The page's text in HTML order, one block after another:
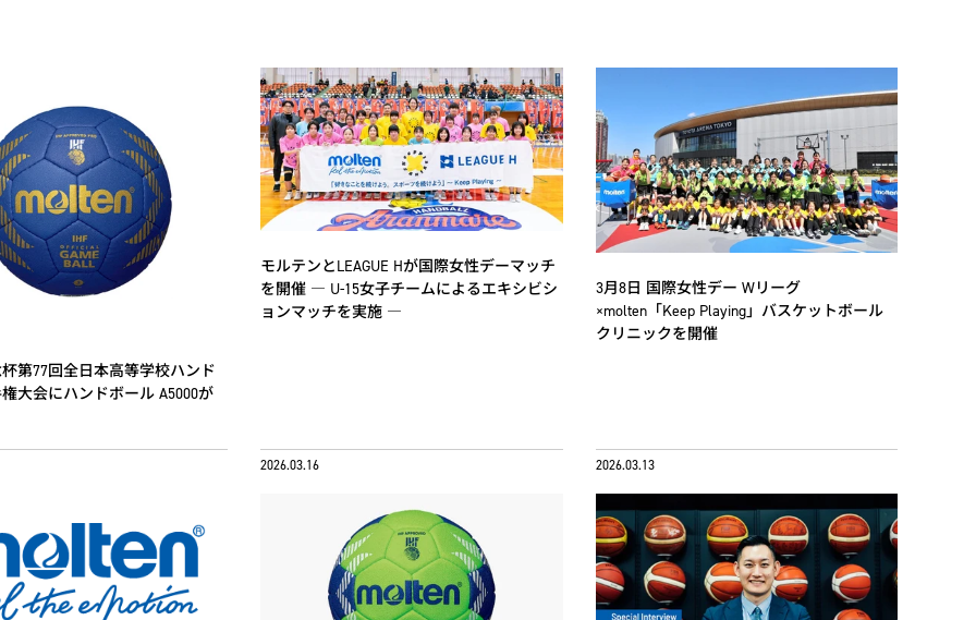
第77回全日本高等学校ハンド
大会にハンドボール A5000が
モルテンとLEAGUE Hが国際女性デーマッチ
を開催 ― U-15女子チームによるエキシビシ
ョンマッチを実施 ―
2026.03.16
3月8日 国際女性デー Wリーグ
×molten「Keep Playing」バスケットボール
クリニックを開催
2026.03.13